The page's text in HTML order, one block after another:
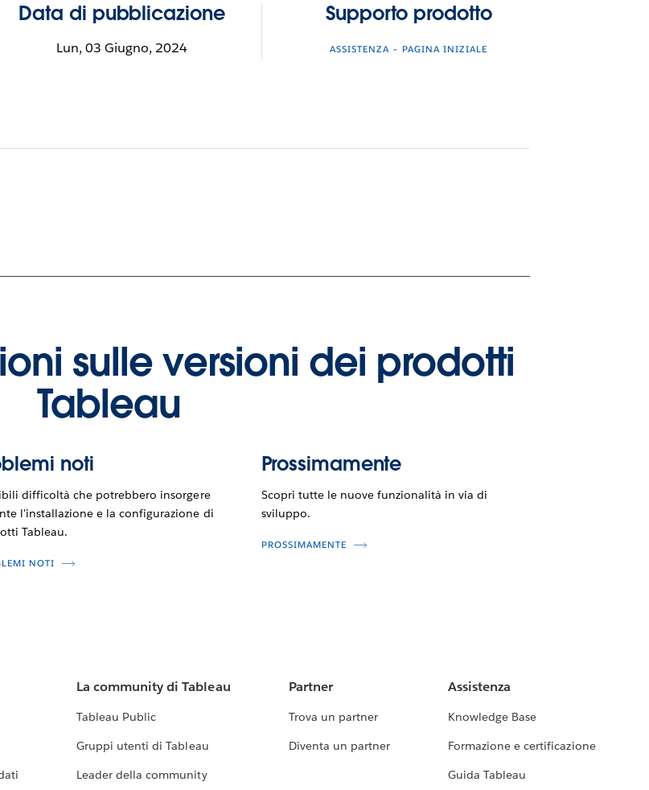
Data di pubblicazione
Lun, 03 Giugno, 2024
Supporto prodotto
ASSISTENZA – PAGINA INIZIALE
sulle versioni dei prodotti
Tableau
noti
difficoltà che potrebbero insorgere
l'installazione e la configurazione di
Tableau.
NOTI
Prossimamente
Scopri tutte le nuove funzionalità in via di
sviluppo.
PROSSIMAMENTE
La community di Tableau
Tableau Public
Gruppi utenti di Tableau
Leader della community
Partner
Trova un partner
Diventa un partner
Assistenza
Knowledge Base
Formazione e certificazione
Guida Tableau